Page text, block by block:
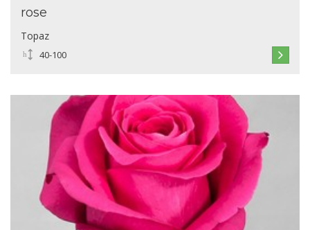
rose
Topaz
40-100